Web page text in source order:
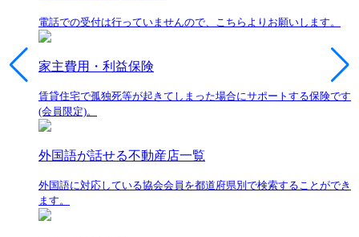
電話での受付は行っていませんので、こちらよりお願いします。
家主費用・利益保険
賃貸住宅で孤独死等が起きてしまった場合にサポートする保険です
(会員限定)。
外国語が話せる不動産店一覧
外国語に対応している協会会員を都道府県別で検索することができ
ます。